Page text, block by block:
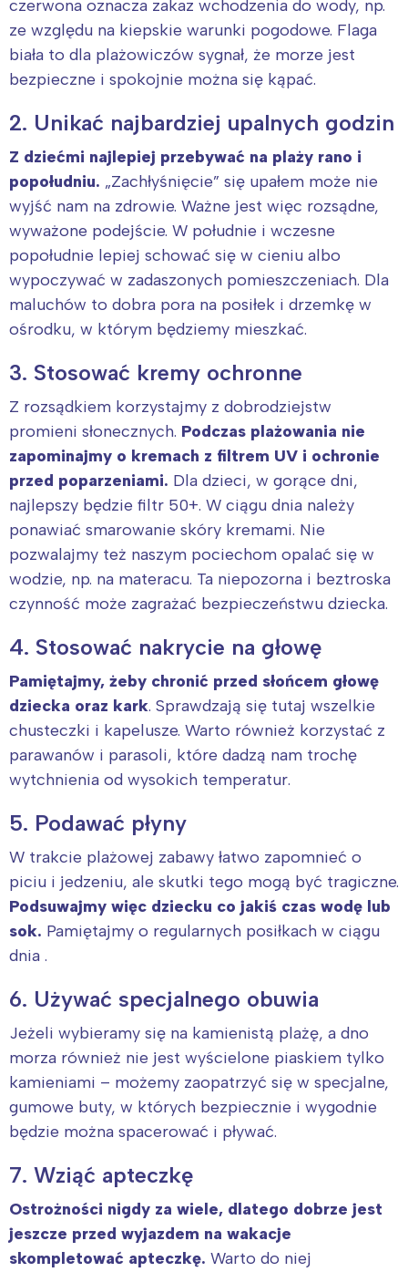
czerwona oznacza zakaz wchodzenia do wody, np.
ze względu na kiepskie warunki pogodowe. Flaga
biała to dla plażowiczów sygnał, że morze jest
bezpieczne i spokojnie można się kąpać.
2. Unikać najbardziej upalnych godzin
Z dziećmi najlepiej przebywać na plaży rano i
popołudniu. „Zachłyśnięcie” się upałem może nie
wyjść nam na zdrowie. Ważne jest więc rozsądne,
wyważone podejście. W południe i wczesne
popołudnie lepiej schować się w cieniu albo
wypoczywać w zadaszonych pomieszczeniach. Dla
maluchów to dobra pora na posiłek i drzemkę w
ośrodku, w którym będziemy mieszkać.
3. Stosować kremy ochronne
Z rozsądkiem korzystajmy z dobrodziejstw
promieni słonecznych. Podczas plażowania nie
zapominajmy o kremach z filtrem UV i ochronie
przed poparzeniami. Dla dzieci, w gorące dni,
najlepszy będzie filtr 50+. W ciągu dnia należy
ponawiać smarowanie skóry kremami. Nie
pozwalajmy też naszym pociechom opalać się w
wodzie, np. na materacu. Ta niepozorna i beztroska
czynność może zagrażać bezpieczeństwu dziecka.
4. Stosować nakrycie na głowę
Pamiętajmy, żeby chronić przed słońcem głowę
dziecka oraz kark. Sprawdzają się tutaj wszelkie
chusteczki i kapelusze. Warto również korzystać z
parawanów i parasoli, które dadzą nam trochę
wytchnienia od wysokich temperatur.
5. Podawać płyny
W trakcie plażowej zabawy łatwo zapomnieć o
piciu i jedzeniu, ale skutki tego mogą być tragiczne.
Podsuwajmy więc dziecku co jakiś czas wodę lub
sok. Pamiętajmy o regularnych posiłkach w ciągu
dnia .
6. Używać specjalnego obuwia
Jeżeli wybieramy się na kamienistą plażę, a dno
morza również nie jest wyścielone piaskiem tylko
kamieniami – możemy zaopatrzyć się w specjalne,
gumowe buty, w których bezpiecznie i wygodnie
będzie można spacerować i pływać.
7. Wziąć apteczkę
Ostrożności nigdy za wiele, dlatego dobrze jest
jeszcze przed wyjazdem na wakacje
skompletować apteczkę. Warto do niej